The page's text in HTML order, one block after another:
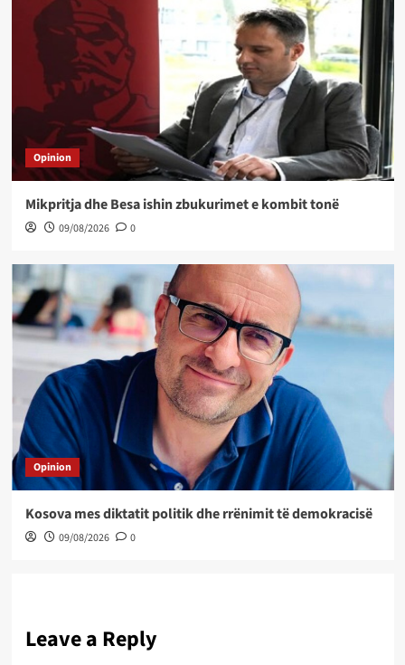
Opinion
Mikpritja dhe Besa ishin zbukurimet e kombit tonë
09/08/2026 0
Opinion
Kosova mes diktatit politik dhe rrënimit të demokracisë
09/08/2026 0
Leave a Reply